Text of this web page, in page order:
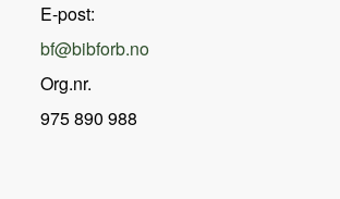
E-post:
bf@bibforb.no
Org.nr.
975 890 988